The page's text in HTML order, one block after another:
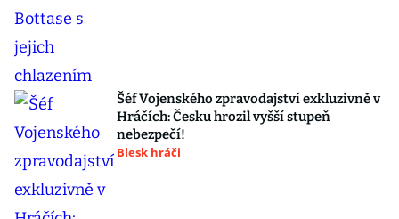
Šéf Vojenského zpravodajství exkluzivně v
Hráčích: Česku hrozil vyšší stupeň
nebezpečí!
Blesk hráči